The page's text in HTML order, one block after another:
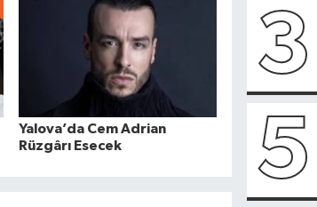
Yalova’da Cem Adrian
Rüzgârı Esecek
3
5